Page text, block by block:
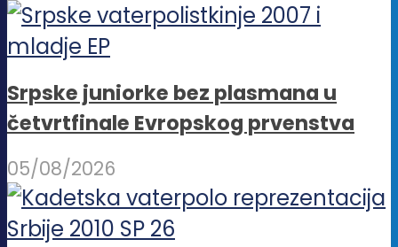
Srpske juniorke bez plasmana u
četvrtfinale Evropskog prvenstva
05/08/2026